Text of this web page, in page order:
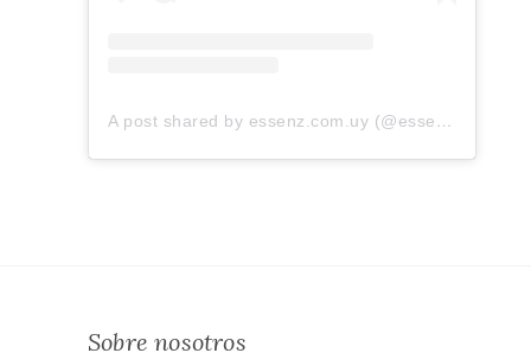
A post shared by essenz.com.uy (@essenz.com.uy)
Sobre nosotros